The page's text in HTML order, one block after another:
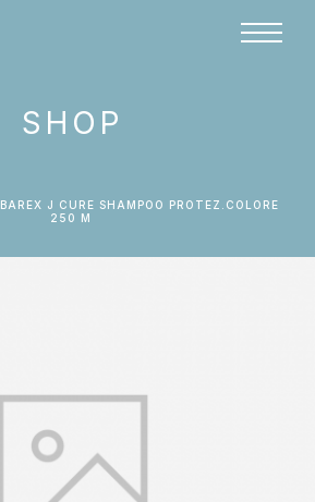
SHOP
BAREX J CURE SHAMPOO PROTEZ.COLORE
250 M